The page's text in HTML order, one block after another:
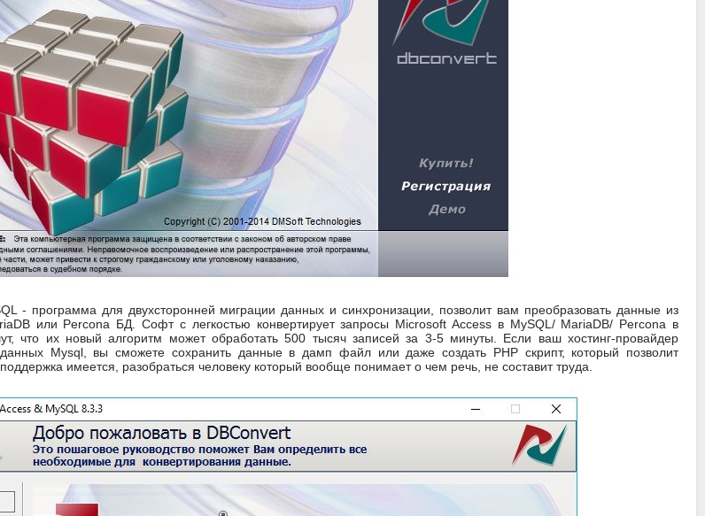
- программа для двухсторонней миграции данных и синхронизации, позволит вам преобразовать данные из
или Percona БД. Софт с легкостью конвертирует запросы Microsoft Access в MySQL/ MariaDB/ Percona в
что их новый алгоритм может обработать 500 тысяч записей за 3-5 минуты. Если ваш хостинг-провайдер
Mysql, вы сможете сохранить данные в дамп файл или даже создать PHP скрипт, который позволит
имеется, разобраться человеку который вообще понимает о чем речь, не составит труда.